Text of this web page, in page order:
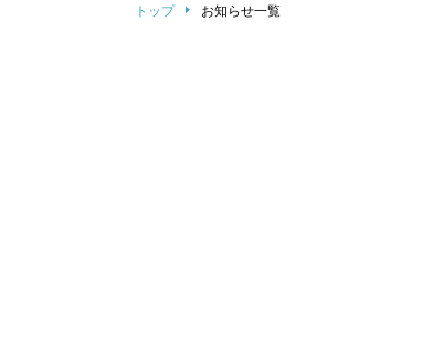
トップ お知らせ一覧